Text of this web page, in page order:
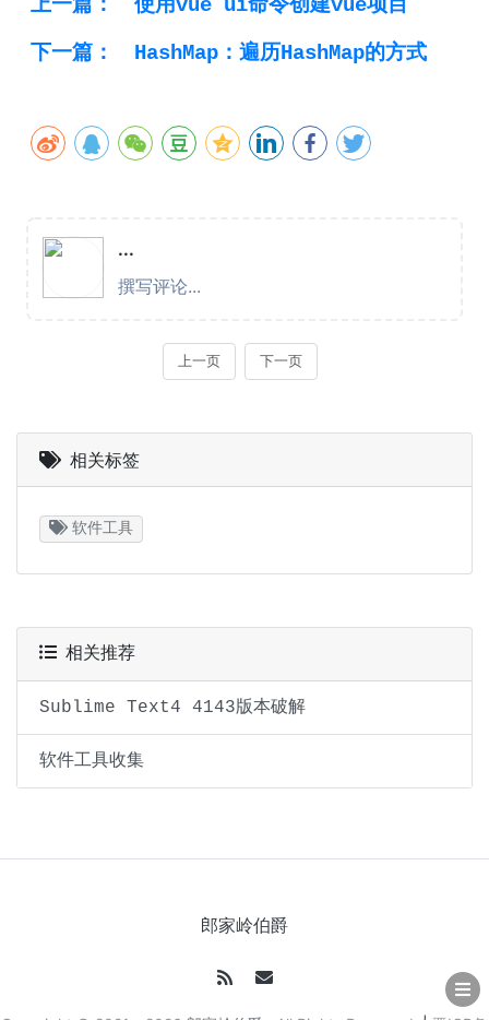
上一篇：
使用vue ui命令创建vue项目
下一篇：
HashMap：遍历HashMap的方式
相关标签
软件工具
相关推荐
Sublime Text4 4143版本破解
软件工具收集
郎家岭伯爵